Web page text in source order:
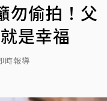
勿偷拍！父
是幸福
時報導